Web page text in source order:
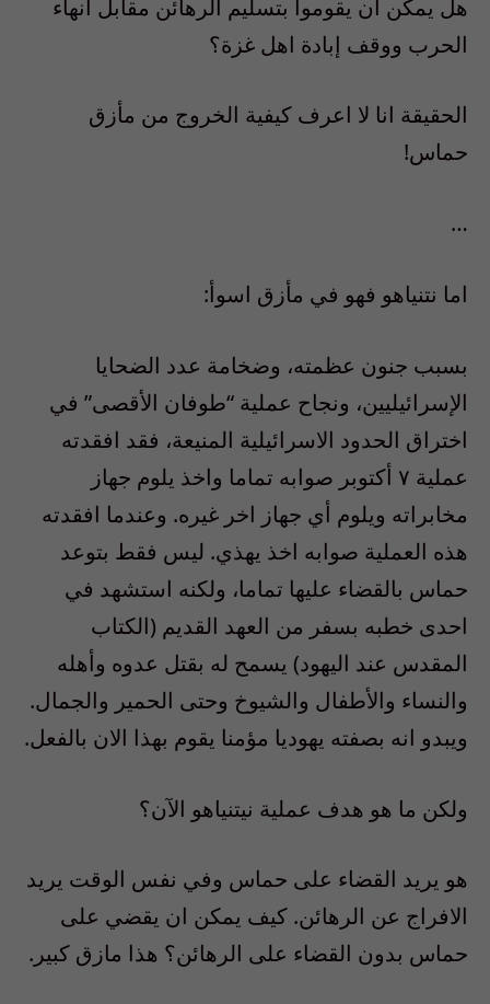
هل يمكن ان يقوموا بتسليم الرهائن مقابل انهاء
الحرب ووقف إبادة اهل غزة؟
الحقيقة انا لا اعرف كيفية الخروج من مأزق
حماس!
…
اما نتنياهو فهو في مأزق اسوأ:
بسبب جنون عظمته، وضخامة عدد الضحايا
الإسرائيليين، ونجاح عملية “طوفان الأقصى” في
اختراق الحدود الاسرائيلية المنيعة، فقد افقدته
عملية ٧ أكتوبر صوابه تماما واخذ يلوم جهاز
مخابراته ويلوم أي جهاز اخر غيره. وعندما افقدته
هذه العملية صوابه اخذ يهذي. ليس فقط بتوعد
حماس بالقضاء عليها تماما، ولكنه استشهد في
احدى خطبه بسفر من العهد القديم (الكتاب
المقدس عند اليهود) يسمح له بقتل عدوه وأهله
والنساء والأطفال والشيوخ وحتى الحمير والجمال.
ويبدو انه بصفته يهوديا مؤمنا يقوم بهذا الان بالفعل.
ولكن ما هو هدف عملية نيتنياهو الآن؟
هو يريد القضاء على حماس وفي نفس الوقت يريد
الافراج عن الرهائن. كيف يمكن ان يقضي على
حماس بدون القضاء على الرهائن؟ هذا مازق كبير.